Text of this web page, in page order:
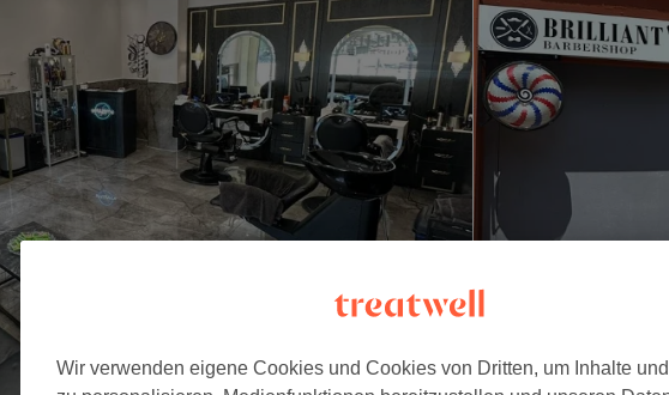
Wir verwenden eigene Cookies und Cookies von Dritten, um Inhalte